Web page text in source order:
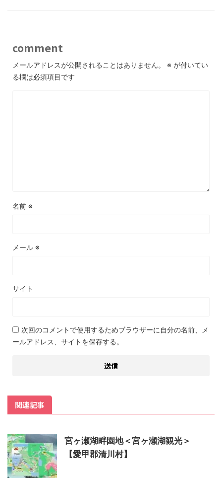
comment
メールアドレスが公開されることはありません。 ※ が付いてい
る欄は必須項目です
名前 ※
メール ※
サイト
次回のコメントで使用するためブラウザーに自分の名前、メ
ールアドレス、サイトを保存する。
関連記事
宮ヶ瀬湖畔園地＜宮ヶ瀬湖観光＞
【愛甲郡清川村】